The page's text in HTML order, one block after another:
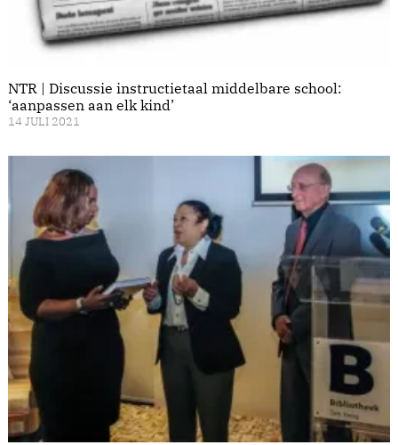
NTR | Discussie instructietaal middelbare school:
‘aanpassen aan elk kind’
14 JULI 2021